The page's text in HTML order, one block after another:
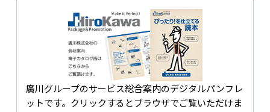
廣川グループのサービス総合案内のデジタルパンフレ
ットです。クリックするとブラウザでご覧いただけま